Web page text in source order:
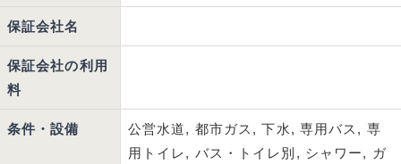
保証会社名
保証会社の利用
料
条件・設備
公営水道, 都市ガス, 下水, 専用バス, 専
用トイレ, バス・トイレ別, シャワー, ガ